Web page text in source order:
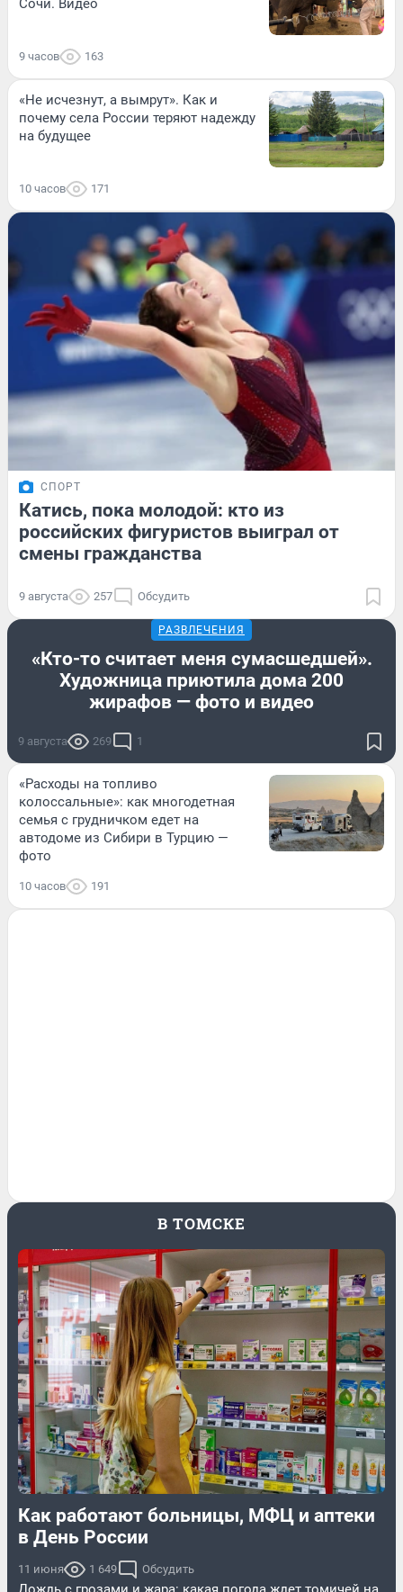
Сочи. Видео
9 часов 163
«Не исчезнут, а вымрут». Как и
почему села России теряют надежду
на будущее
10 часов 171
СПОРТ
Катись, пока молодой: кто из
российских фигуристов выиграл от
смены гражданства
9 августа 257 Обсудить
РАЗВЛЕЧЕНИЯ
«Кто-то считает меня сумасшедшей».
Художница приютила дома 200
жирафов — фото и видео
9 августа 269 1
«Расходы на топливо
колоссальные»: как многодетная
семья с грудничком едет на
автодоме из Сибири в Турцию —
фото
10 часов 191
В ТОМСКЕ
Как работают больницы, МФЦ и аптеки
в День России
11 июня 1 649 Обсудить